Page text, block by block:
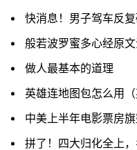
做人最基本的道理